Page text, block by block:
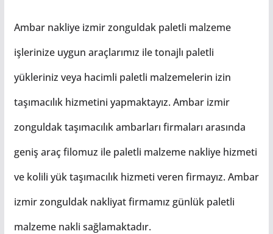
Ambar nakliye izmir zonguldak paletli malzeme
işlerinize uygun araçlarımız ile tonajlı paletli
yükleriniz veya hacimli paletli malzemelerin izin
taşımacılık hizmetini yapmaktayız. Ambar izmir
zonguldak taşımacılık ambarları firmaları arasında
geniş araç filomuz ile paletli malzeme nakliye hizmeti
ve kolili yük taşımacılık hizmeti veren firmayız. Ambar
izmir zonguldak nakliyat firmamız günlük paletli
malzeme nakli sağlamaktadır.